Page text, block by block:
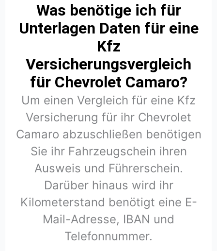
Was benötige ich für
Unterlagen Daten für eine
Kfz
Versicherungsvergleich
für Chevrolet Camaro?
Um einen Vergleich für eine Kfz
Versicherung für ihr Chevrolet
Camaro abzuschließen benötigen
Sie ihr Fahrzeugschein ihren
Ausweis und Führerschein.
Darüber hinaus wird ihr
Kilometerstand benötigt eine E-
Mail-Adresse, IBAN und
Telefonnummer.